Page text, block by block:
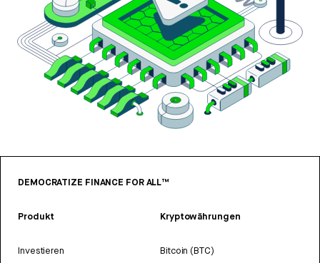
DEMOCRATIZE FINANCE FOR ALL™
Produkt
Investieren
Kryptowährungen
Bitcoin (BTC)